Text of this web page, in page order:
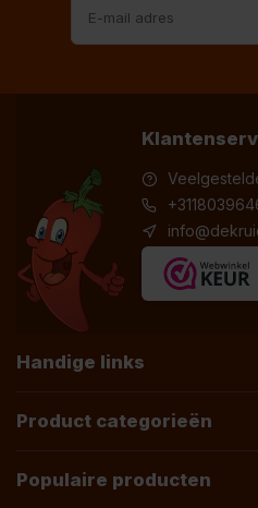
Handige links
Product categorieën
Populaire producten